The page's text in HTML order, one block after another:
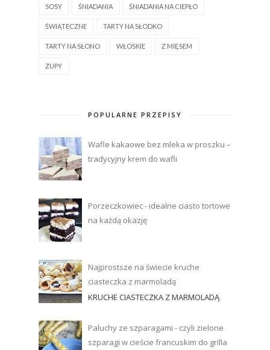
SOSY ŚNIADANIA ŚNIADANIA NA CIEPŁO
ŚWIĄTECZNE TARTY NA SŁODKO
TARTY NA SŁONO WŁOSKIE Z MIĘSEM
ZUPY
POPULARNE PRZEPISY
Wafle kakaowe bez mleka w proszku –
tradycyjny krem do wafli
Porzeczkowiec - idealne ciasto tortowe
na każdą okazję
Najprostsze na świecie kruche
ciasteczka z marmoladą
KRUCHE CIASTECZKA Z MARMOLADĄ
Paluchy ze szparagami - czyli zielone
szparagi w cieście francuskim do grilla